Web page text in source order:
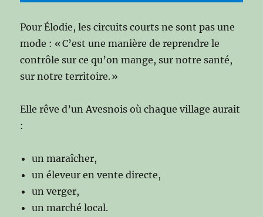
Pour Élodie, les circuits courts ne sont pas une
mode : « C’est une manière de reprendre le
contrôle sur ce qu’on mange, sur notre santé,
sur notre territoire. »
Elle rêve d’un Avesnois où chaque village aurait
:
un maraîcher,
un éleveur en vente directe,
un verger,
un marché local.